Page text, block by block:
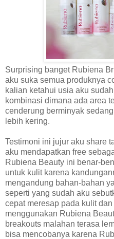
Surprising banget Rubiena
aku suka semua produknya
kalian ketahui usia aku
kombinasi dimana ada area
cenderung berminyak
lebih kering.
Testimoni ini jujur aku share
aku mendapatkan free
Rubiena Beauty ini benar-
untuk kulit karena
mengandung bahan-bahan
seperti yang sudah aku
cepat meresap pada kulit
menggunakan Rubiena
breakouts malahan terasa
bisa mencobanya karena